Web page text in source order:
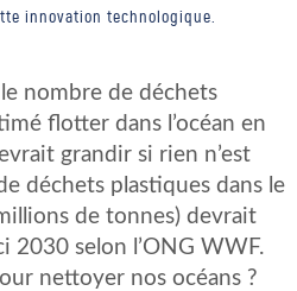
innovation technologique.
nombre de déchets
flotter dans l’océan en
grandir si rien n’est
déchets plastiques dans le
de tonnes) devrait
2030 selon l’ONG WWF.
nettoyer nos océans ?